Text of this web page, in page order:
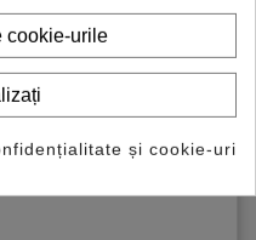
cookie-urile
și cookie-uri